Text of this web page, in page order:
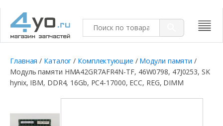
Главная / Каталог / Комплектующие / Модули памяти /
Модуль памяти HMA42GR7AFR4N-TF, 46W0798, 47J0253, SK
hynix, IBM, DDR4, 16Gb, PC4-17000, ECC, REG, DIMM